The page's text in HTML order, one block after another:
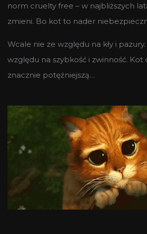
norm cruelty free – w najbliższych
zmieni. Bo kot to nader
Wcale nie ze względu na kły i
względu na szybkość i zwinność.
znacznie potężniejszą…